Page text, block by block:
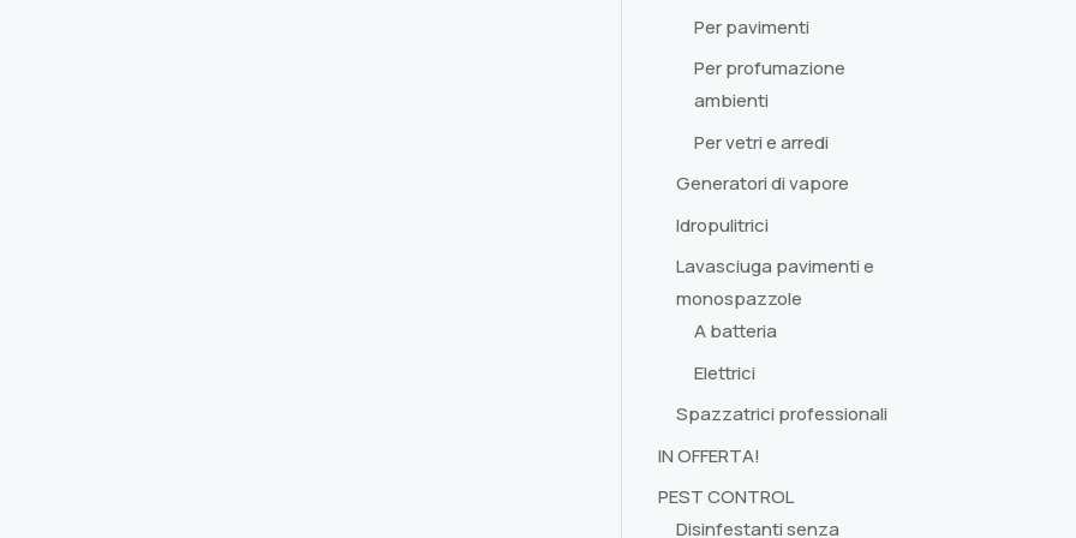
Per pavimenti
Per profumazione
ambienti
Per vetri e arredi
Generatori di vapore
Idropulitrici
Lavasciuga pavimenti e
monospazzole
A batteria
Elettrici
Spazzatrici professionali
IN OFFERTA!
PEST CONTROL
Disinfestanti senza